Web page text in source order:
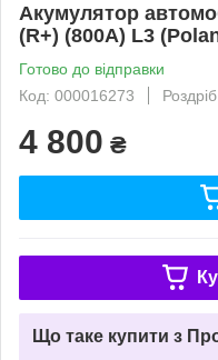
Акумулятор
(R+) (800A) L3
Готово до відправки
Код: 000016273
Роздріб
4 800 ₴
Що таке купити з